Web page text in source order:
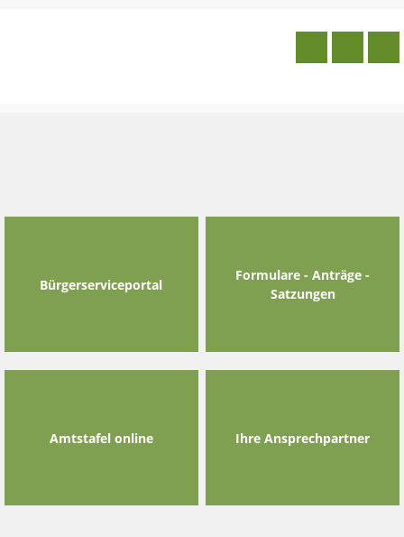
Bürgerserviceportal
Formulare - Anträge -
Satzungen
Amtstafel online Ihre Ansprechpartner